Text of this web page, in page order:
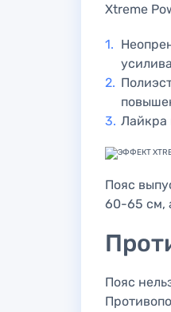
Xtreme
Лайкра
Пояс
60-65 см,
Пояс